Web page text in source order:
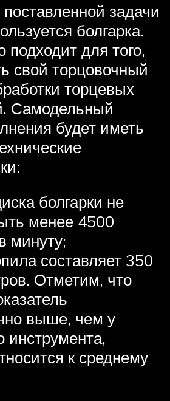
задачи
болгарка.
для того,
свой торцовочный
торцевых
Самодельный
будет иметь
болгарки не
менее 4500
минуту;
составляет 350
Отметим, что
выше, чем у
инструмента,
к среднему